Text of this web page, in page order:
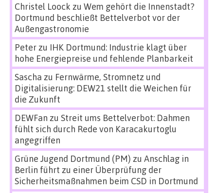
Christel Loock zu Wem gehört die Innenstadt?
Dortmund beschließt Bettelverbot vor der
Außengastronomie
Peterzu IHK Dortmund: Industrie klagt über
hohe Energiepreise und fehlende Planbarkeit
Sascha zu Fernwärme, Stromnetz und
Digitalisierung: DEW21 stellt die Weichen für
die Zukunft
DEWFan zu Streit ums Bettelverbot: Dahmen
fühlt sich durch Rede von Karacakurtoglu
angegriffen
Grüne Jugend Dortmund (PM) zu Anschlag in
Berlin führt zu einer Überprüfung der
Sicherheitsmaßnahmen beim CSD in Dortmund